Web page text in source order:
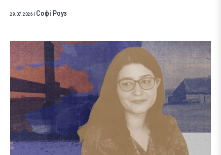
29.07.2026 Софі Роуз